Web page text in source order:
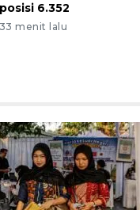
posisi 6.352
33 menit lalu